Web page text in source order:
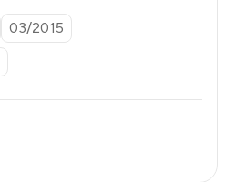
03/2015